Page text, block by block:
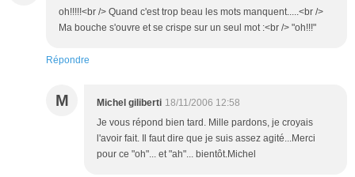
oh!!!!!<br /> Quand c'est trop beau les mots manquent.....<br />
Ma bouche s'ouvre et se crispe sur un seul mot :<br /> "oh!!!"
Répondre
M Michel giliberti 18/11/2006 12:58
Je vous répond bien tard. Mille pardons, je croyais
l'avoir fait. Il faut dire que je suis assez agité...Merci
pour ce "oh"... et "ah"... bientôt.Michel